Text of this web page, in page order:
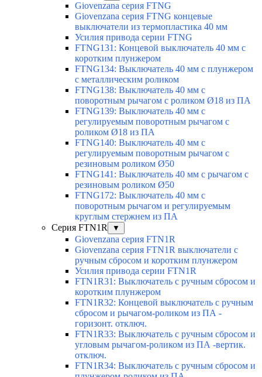
Giovenzana серия FTNG
Giovenzana серия FTNG концевые
выключатели из термопластика 40 мм
Усилия привода серии FTNG
FTNG131: Концевой выключатель 40 мм с
коротким плунжером
FTNG134: Выключатель 40 мм с плунжером
с металлическим роликом
FTNG138: Выключатель 40 мм с
поворотным рычагом с роликом Ø18 из ПА
FTNG139: Выключатель 40 мм с
регулируемым поворотным рычагом с
роликом Ø18 из ПА
FTNG140: Выключатель 40 мм с
регулируемым поворотным рычагом с
резиновым роликом Ø50
FTNG141: Выключатель 40 мм с рычагом с
резиновым роликом Ø50
FTNG172: Выключатель 40 мм с
поворотным рычагом и регулируемым
круглым стержнем из ПА
Серия FTN1R
▼
Giovenzana серия FTN1R
Giovenzana серия FTN1R выключатели с
ручным сбросом и коротким плунжером
Усилия привода серии FTN1R
FTN1R31: Выключатель с ручным сбросом и
коротким плунжером
FTN1R32: Концевой выключатель с ручным
сбросом и рычагом-роликом из ПА -
горизонт. отключ.
FTN1R33: Выключатель с ручным сбросом и
угловым рычагом-роликом из ПА -вертик.
отключ.
FTN1R34: Выключатель с ручным сбросом и